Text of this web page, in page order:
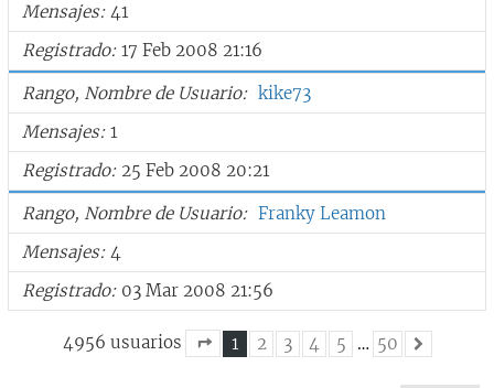
Mensajes 41
Registrado 17 Feb 2008 21:16
Rango, Nombre de Usuario
kike73
Mensajes 1
Registrado 25 Feb 2008 20:21
Rango, Nombre de Usuario
Franky Leamon
Mensajes 4
Registrado 03 Mar 2008 21:56
4956 usuarios
Página1de50
1 2 3 4 5 … 50
Siguiente